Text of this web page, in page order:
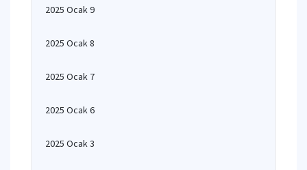
2025 Ocak 9
2025 Ocak 8
2025 Ocak 7
2025 Ocak 6
2025 Ocak 3